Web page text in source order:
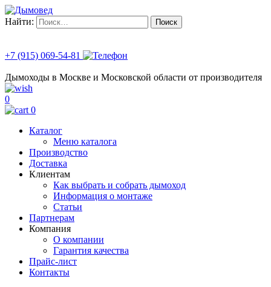
Найти:
+7 (915) 069-54-81
Дымоходы в Москве и Московской области от производителя
0
0
Каталог
Меню каталога
Производство
Доставка
Клиентам
Как выбрать и собрать дымоход
Информация о монтаже
Статьи
Партнерам
Компания
О компании
Гарантия качества
Прайс-лист
Контакты